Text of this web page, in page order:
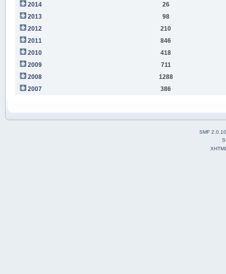
2014
26
2013
98
2012
210
2011
846
2010
418
2009
711
2008
1288
2007
386
SMF